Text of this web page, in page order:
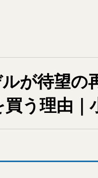
が待望
う理由｜